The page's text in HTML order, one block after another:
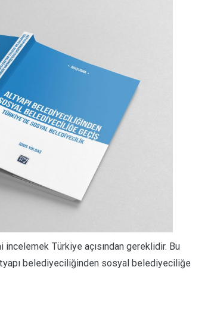
Türkiye açısından gereklidir. Bu
belediyeciliğinden sosyal belediyeciliğe